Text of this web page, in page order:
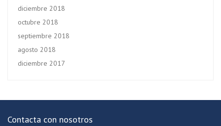
diciembre 2018
octubre 2018
septiembre 2018
agosto 2018
diciembre 2017
Contacta con nosotros